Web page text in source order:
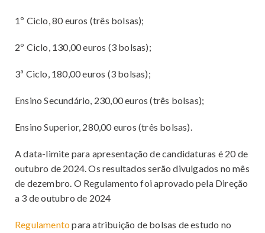
1º Ciclo, 80 euros (três bolsas);
2º Ciclo, 130,00 euros (3 bolsas);
3ª Ciclo, 180,00 euros (3 bolsas);
Ensino Secundário, 230,00 euros (três bolsas);
Ensino Superior, 280,00 euros (três bolsas).
A data-limite para apresentação de candidaturas é 20 de
outubro de 2024. Os resultados serão divulgados no mês
de dezembro. O Regulamento foi aprovado pela Direção
a 3 de outubro de 2024
Regulamento para atribuição de bolsas de estudo no